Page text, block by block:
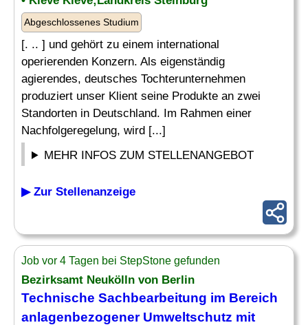
Abgeschlossenes Studium
[. .. ] und gehört zu einem international
operierenden Konzern. Als eigenständig
agierendes, deutsches Tochterunternehmen
produziert unser Klient seine Produkte an zwei
Standorten in Deutschland. Im Rahmen einer
Nachfolgeregelung, wird [...]
MEHR INFOS ZUM STELLENANGEBOT
▶ Zur Stellenanzeige
Job vor 4 Tagen bei StepStone gefunden
Bezirksamt Neukölln von Berlin
Technische Sachbearbeitung im Bereich
anlagenbezogener Umweltschutz mit